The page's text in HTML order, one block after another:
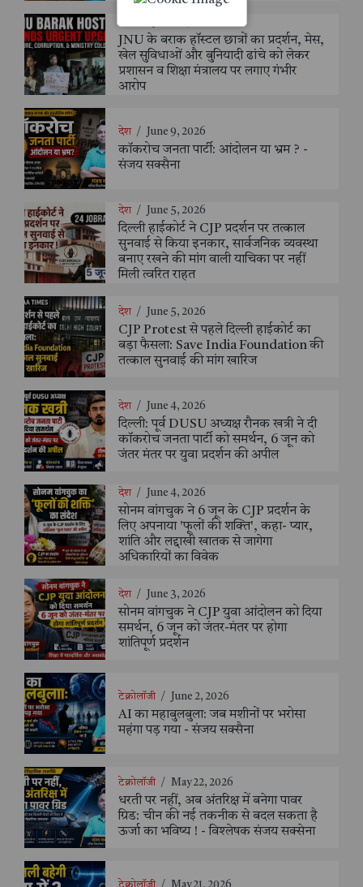
JNU के बराक हॉस्टल छात्रों का प्रदर्शन, मेस,
खेल सुविधाओं और बुनियादी ढांचे को लेकर
प्रशासन व शिक्षा मंत्रालय पर लगाए गंभीर
आरोप
देश / June 9, 2026
कॉकरोच जनता पार्टी: आंदोलन या भ्रम ? -
संजय सक्सैना
देश / June 5, 2026
दिल्ली हाईकोर्ट ने CJP प्रदर्शन पर तत्काल
सुनवाई से किया इनकार, सार्वजनिक व्यवस्था
बनाए रखने की मांग वाली याचिका पर नहीं
मिली त्वरित राहत
देश / June 5, 2026
CJP Protest से पहले दिल्ली हाईकोर्ट का
बड़ा फैसला: Save India Foundation की
तत्काल सुनवाई की मांग खारिज
देश / June 4, 2026
दिल्ली: पूर्व DUSU अध्यक्ष रौनक खत्री ने दी
कॉकरोच जनता पार्टी को समर्थन, 6 जून को
जंतर मंतर पर युवा प्रदर्शन की अपील
देश / June 4, 2026
सोनम वांगचुक ने 6 जून के CJP प्रदर्शन के
लिए अपनाया 'फूलों की शक्ति', कहा- प्यार,
शांति और लद्दाखी खातक से जागेगा
अधिकारियों का विवेक
देश / June 3, 2026
सोनम वांगचुक ने CJP युवा आंदोलन को दिया
समर्थन, 6 जून को जंतर-मंतर पर होगा
शांतिपूर्ण प्रदर्शन
टेक्नोलॉजी / June 2, 2026
AI का महाबुलबुला: जब मशीनों पर भरोसा
महंगा पड़ गया - संजय सक्सैना
टेक्नोलॉजी / May 22, 2026
धरती पर नहीं, अब अंतरिक्ष में बनेगा पावर
ग्रिड: चीन की नई तकनीक से बदल सकता है
ऊर्जा का भविष्य ! - विश्लेषक संजय सक्सेना
टेक्नोलॉजी / May 21, 2026